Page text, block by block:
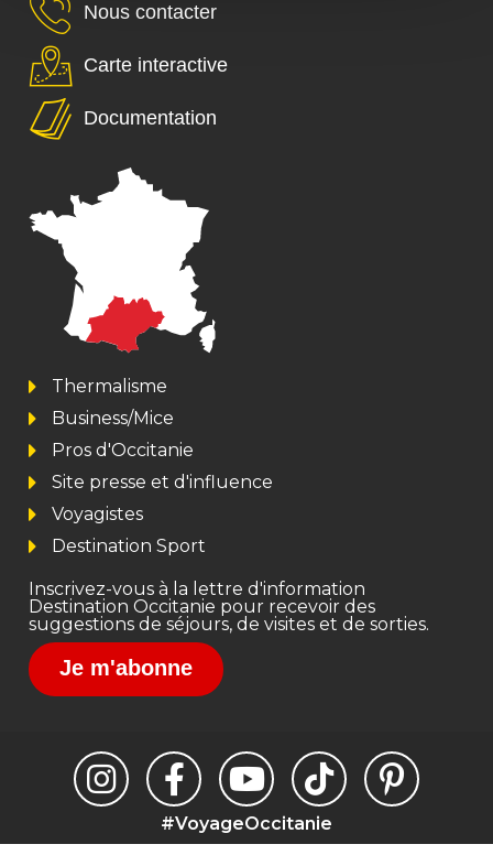
Nous contacter
Carte interactive
Documentation
Thermalisme
Business/Mice
Pros d'Occitanie
Site presse et d'influence
Voyagistes
Destination Sport
Inscrivez-vous à la lettre d'information
Destination Occitanie pour recevoir des
suggestions de séjours, de visites et de sorties.
Je m'abonne
#VoyageOccitanie